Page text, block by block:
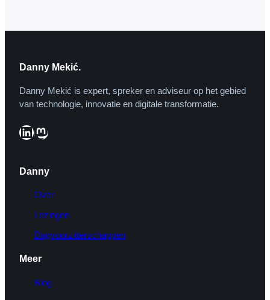
Danny Mekić.
Danny Mekić is expert, spreker en adviseur op het gebied
van technologie, innovatie en digitale transformatie.
LinkedIn Mastodon
Danny
Over
Lezingen
Dagvoorzitterschappen
Meer
Blog